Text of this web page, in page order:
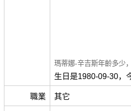
瑪蒂娜-辛吉斯年齡多少
生日是1980-09-30，
職業 其它